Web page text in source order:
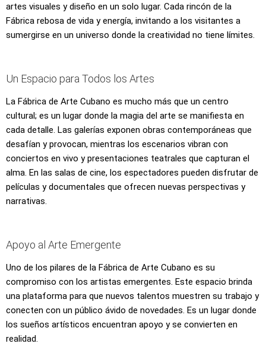
artes visuales y diseño en un solo lugar. Cada rincón de la
Fábrica rebosa de vida y energía, invitando a los visitantes a
sumergirse en un universo donde la creatividad no tiene límites.
Un Espacio para Todos los Artes
La Fábrica de Arte Cubano es mucho más que un centro
cultural; es un lugar donde la magia del arte se manifiesta en
cada detalle. Las galerías exponen obras contemporáneas que
desafían y provocan, mientras los escenarios vibran con
conciertos en vivo y presentaciones teatrales que capturan el
alma. En las salas de cine, los espectadores pueden disfrutar de
películas y documentales que ofrecen nuevas perspectivas y
narrativas.
Apoyo al Arte Emergente
Uno de los pilares de la Fábrica de Arte Cubano es su
compromiso con los artistas emergentes. Este espacio brinda
una plataforma para que nuevos talentos muestren su trabajo y
conecten con un público ávido de novedades. Es un lugar donde
los sueños artísticos encuentran apoyo y se convierten en
realidad.